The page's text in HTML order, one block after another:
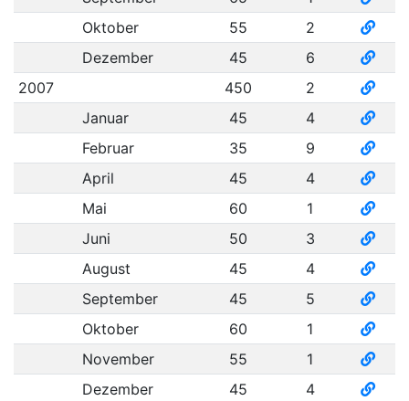
Oktober
55
2
Dezember
45
6
2007
450
2
Januar
45
4
Februar
35
9
April
45
4
Mai
60
1
Juni
50
3
August
45
4
September
45
5
Oktober
60
1
November
55
1
Dezember
45
4